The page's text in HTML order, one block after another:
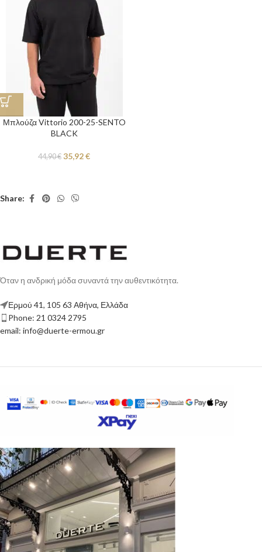
Μπλούζα Vittorio 200-25-SENTO
BLACK
44,90€ 35,92€
Share:
Όταν η ανδρική μόδα συναντά την αυθεντικότητα.
Ερμού 41, 105 63 Αθήνα, Ελλάδα
Phone: 21 0324 2795
email: info@duerte-ermou.gr